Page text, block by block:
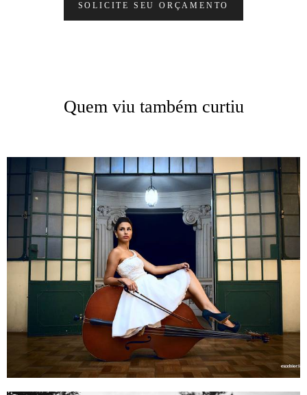
SOLICITE SEU ORÇAMENTO
Quem viu também curtiu